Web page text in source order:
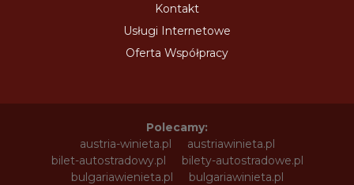
Kontakt
Usługi Internetowe
Oferta Współpracy
Polecamy:
austria-winieta.pl
austriawinieta.pl
bilet-autostradowy.pl
bilety-autostradowe.pl
bulgariawienieta.pl
bulgariawinieta.pl